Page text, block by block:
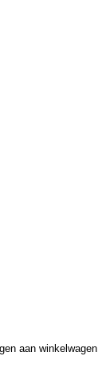
aan winkelwagen